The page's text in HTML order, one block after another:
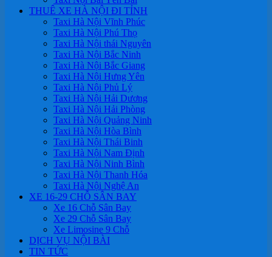
THUÊ XE HÀ NỘI ĐI TỈNH
Taxi Hà Nội Vĩnh Phúc
Taxi Hà Nội Phú Thọ
Taxi Hà Nội thái Nguyên
Taxi Hà Nội Bắc Ninh
Taxi Hà Nội Bắc Giang
Taxi Hà Nội Hưng Yên
Taxi Hà Nội Phủ Lý
Taxi Hà Nội Hải Dương
Taxi Hà Nội Hải Phòng
Taxi Hà Nội Quảng Ninh
Taxi Hà Nội Hòa Bình
Taxi Hà Nội Thái Binh
Taxi Hà Nội Nam Định
Taxi Hà Nội Ninh Bình
Taxi Hà Nội Thanh Hóa
Taxi Hà Nội Nghệ An
XE 16-29 CHỖ SÂN BAY
Xe 16 Chỗ Sân Bay
Xe 29 Chỗ Sân Bay
Xe Limosine 9 Chỗ
DỊCH VỤ NỘI BÀI
TIN TỨC